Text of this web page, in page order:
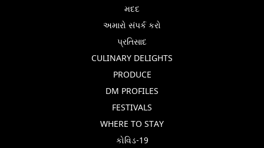
મદદ
અમારો સંપર્ક કરો
પ્રતિસાદ
CULINARY DELIGHTS
PRODUCE
DM PROFILES
FESTIVALS
WHERE TO STAY
કોવિડ-19